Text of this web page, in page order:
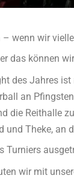
– wenn wir
das können wir
des Jahres
an
die Reithalle
und Theke, an
Turniers
wir mit